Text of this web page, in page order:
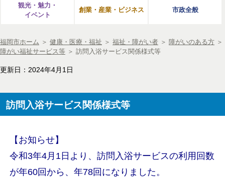
観光・魅力・
イベント
創業・産業・ビジネス 市政全般
福岡市ホーム ＞ 健康・医療・福祉 ＞ 福祉・障がい者 ＞ 障がいのある方 ＞
障がい福祉サービス等 ＞ 訪問入浴サービス関係様式等
更新日：2024年4月1日
訪問入浴サービス関係様式等
【お知らせ】
令和3年4月1日より、訪問入浴サービスの利用回数
が年60回から、年78回になりました。